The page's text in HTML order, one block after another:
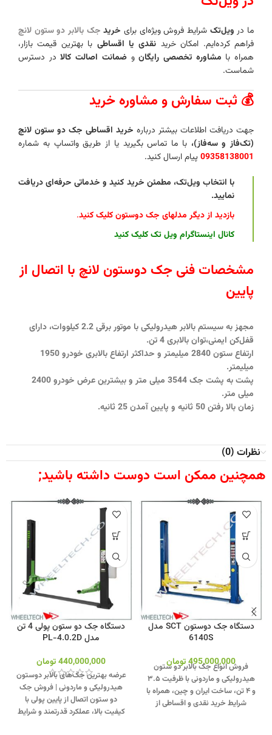
ما در ویل‌تک شرایط فروش ویژه‌ای برای خرید جک بالابر دو ستون لانچ
فراهم کرده‌ایم. امکان خرید نقدی یا اقساطی با بهترین قیمت بازار،
همراه با مشاوره تخصصی رایگانوضمانت اصالت کالادر دسترس
شماست.
💰 ثبت سفارش و مشاوره خرید
جهت دریافت اطلاعات بیشتر درباره خرید اقساطی جک دو ستون لانچ
(تک‌فاز و سه‌فاز)، با ما تماس بگیرید یا از طریق واتساپ به شماره
09358138001پیام ارسال کنید.
با انتخاب ویل‌تک، مطمئن خرید کنید و خدماتی حرفه‌ای دریافت
نمایید.
بازدید از دیگر مدلهای جک دوستون کلیک کنید.
کانال اینستاگرام ویل تک کلیک کنید
مشخصات فنی جک دوستون لانچ با اتصال از
پایین
مجهز به سیستم بالابر هیدرولیکی با موتور برقی 2.2 کیلووات، دارای
قفل‌کن ایمنی،توان بالابری 4 تن.
ارتفاع ستون 2840 میلیمتر و حداکثر ارتفاع بالابری خودرو 1950
میلیمتر. ‫
پشت به پشت جک 3544 میلی متر و بیشترین عرض خودرو 2400
میلی متر. ‫ ‫
زمان بالا رفتن 50 ثانیه و پایین آمدن 25 ثانیه.‫
نظرات (0)
همچنین ممکن است دوست داشته باشید;
دستگاه جک دوستون SCT مدل
6140S
495,000,000تومان
فروش انواع جک بالابر دو ستون
هیدرولیکی و ماردونی با ظرفیت ۳.۵
و ۴ تن، ساخت ایران و چین، همراه با
شرایط خرید نقدی و اقساطی از
دستگاه جک دو ستون پولی 4 تن
مدل PL-4.0.2D
440,000,000تومان
عرضه بهترین جک‌های بالابر دوستون
هیدرولیکی و ماردونی | فروش جک
دو ستون اتصال از پایین پولی با
کیفیت بالا، عملکرد قدرتمند و شرایط